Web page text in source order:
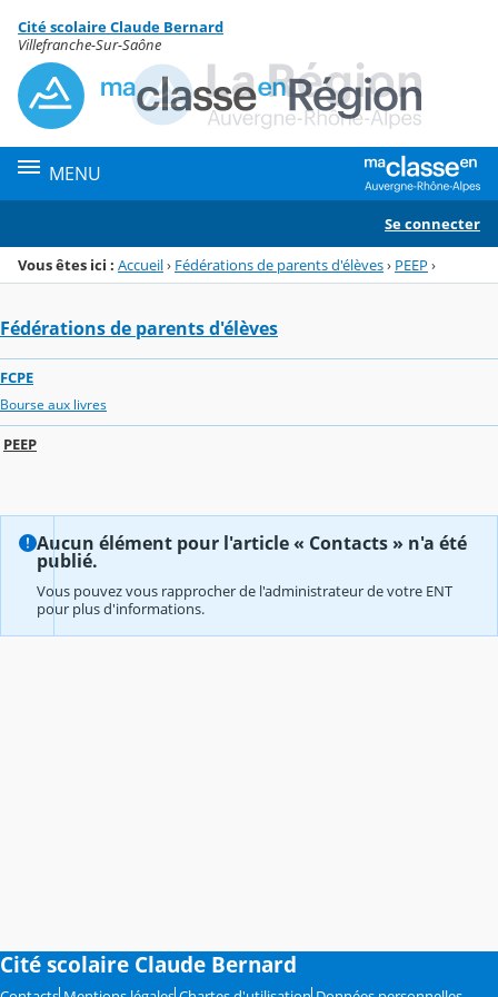
Menu de la rubrique
Contenu
Cité scolaire Claude Bernard
Villefranche-Sur-Saône
MENU
Se connecter
Vous êtes ici : Accueil› Fédérations de parents d'élèves› PEEP ›
Fédérations de parents d'élèves
FCPE
Bourse aux livres
PEEP
Aucun élément pour l'article « Contacts » n'a été
publié.
Vous pouvez vous rapprocher de l'administrateur de votre ENT
pour plus d'informations.
Cité scolaire Claude Bernard